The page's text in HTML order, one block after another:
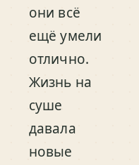
они всё
ещё умели
отлично.
Жизнь на
суше
давала
новые